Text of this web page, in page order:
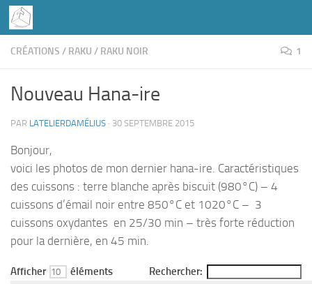
Skip to content
CRÉATIONS / RAKU / RAKU NOIR 1
Nouveau Hana-ire
PAR LATELIERDAMÉLIUS · 30 SEPTEMBRE 2015
Bonjour,
voici les photos de mon dernier hana-ire. Caractéristiques
des cuissons : terre blanche après biscuit (980°C) – 4
cuissons d’émail noir entre 850°C et 1020°C – 3
cuissons oxydantes en 25/30 min – très forte réduction
pour la dernière, en 45 min.
Afficher éléments Rechercher: